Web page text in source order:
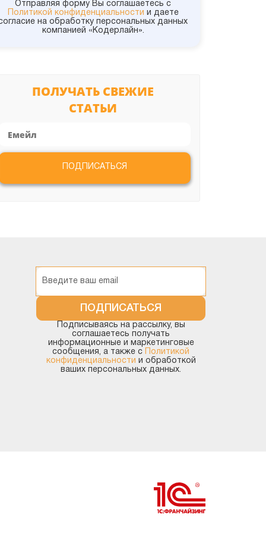
Корпоративный
инструментальный пакет
Методология
Прочие конфигурации
Отправляя форму Вы соглашаетесь с
Политикой конфиденциальности
и даете
на обработку персональных данных
компанией «Кодерлайн».
ПОЛУЧАТЬ СВЕЖИЕ
СТАТЬИ
ПОДПИСАТЬСЯ
ПОДПИСАТЬСЯ
Подписываясь на рассылку, вы
соглашаетесь получать
информационные и маркетинговые
сообщения, а также с
Политикой
конфиденциальности и обработкой
ваших персональных данных.